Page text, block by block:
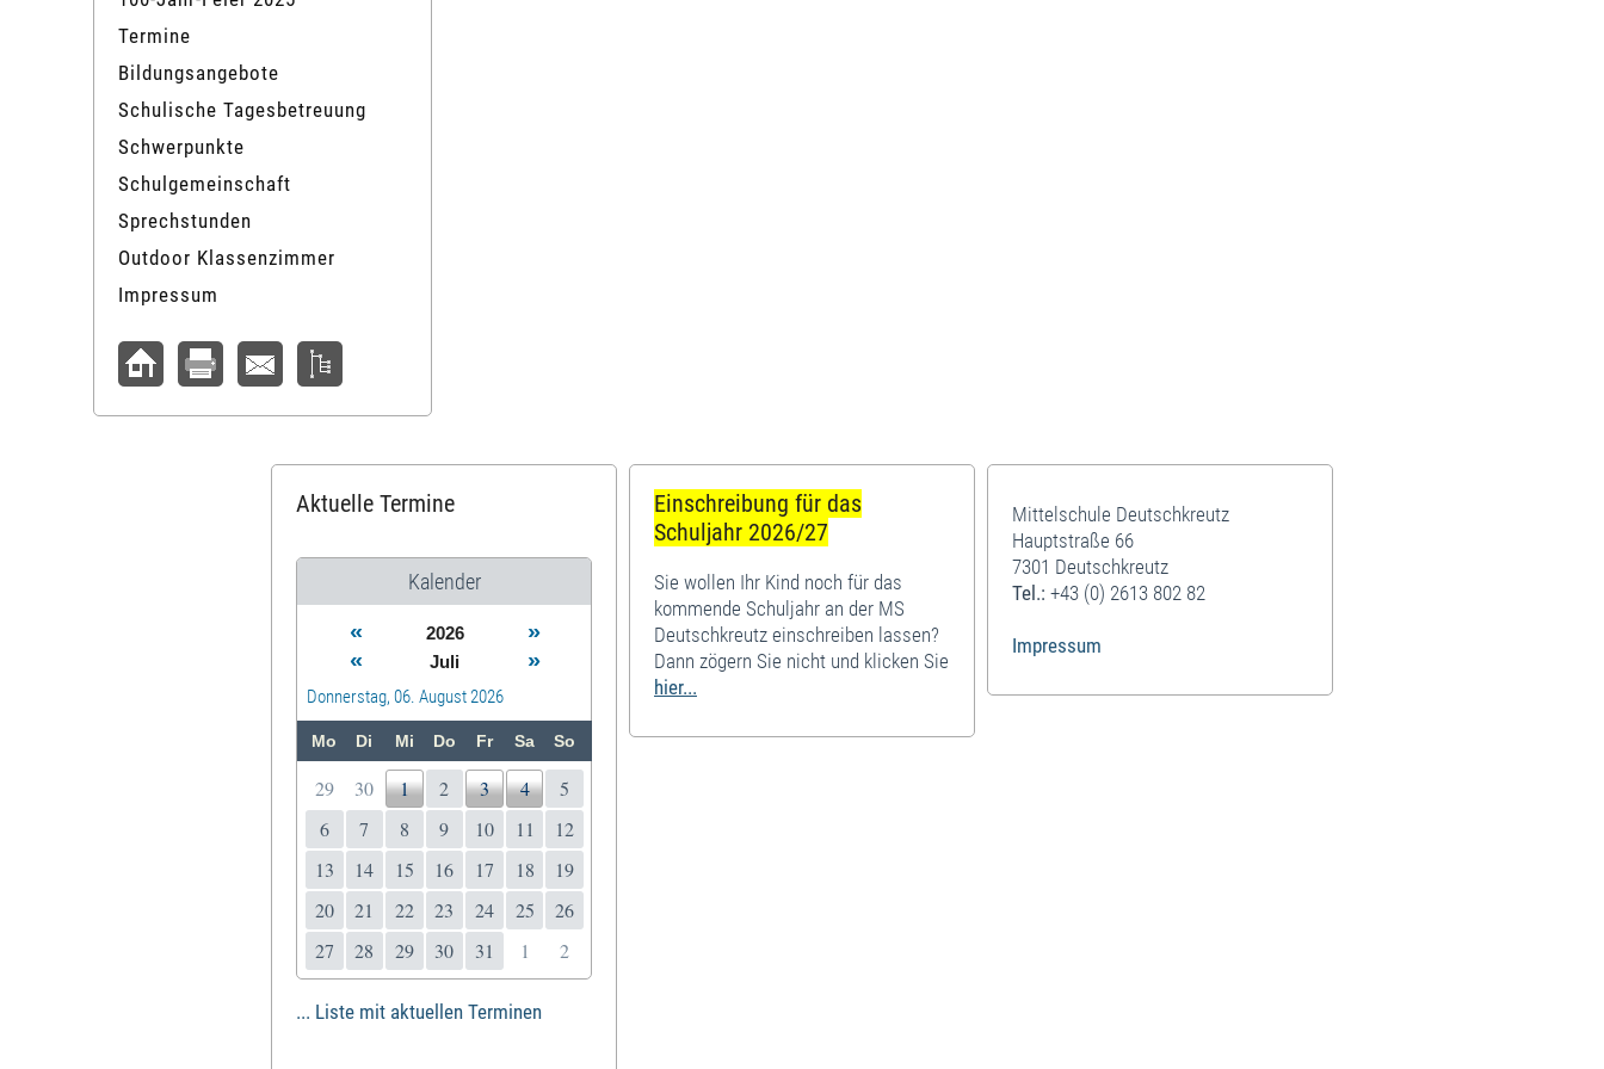
Termine
Bildungsangebote
Schulische Tagesbetreuung
Schwerpunkte
Schulgemeinschaft
Sprechstunden
Outdoor Klassenzimmer
Impressum
Aktuelle Termine
Kalender
« 2026
»
«
Juli »
Donnerstag, 06. August 2026
Mo Di Mi Do Fr Sa So
29 30 1 2 3 4
5
6
7 8 9 10 11
12
13
14 15 16 17 18
19
20
21 22 23 24 25
26
27
28 29 30 31 1 2
... Liste mit aktuellen Terminen
Einschreibung für das
Schuljahr 2026/27
Sie wollen Ihr Kind noch für das
kommende Schuljahr an der MS
Deutschkreutz einschreiben lassen?
Dann zögern Sie nicht und klicken Sie
hier...
Mittelschule Deutschkreutz
Hauptstraße 66
7301 Deutschkreutz
Tel.: +43 (0) 2613 802 82
Impressum